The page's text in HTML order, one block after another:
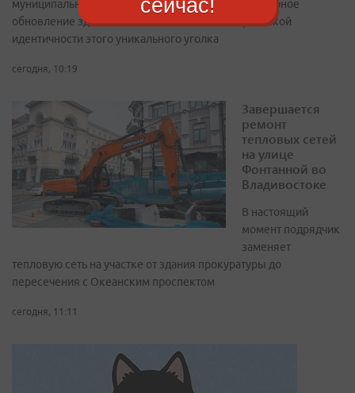
муниципальными властями и предполагал масштабное
обновление зданий с восстановлением исторической
идентичности этого уникального уголка
сегодня, 10:19
Завершается
ремонт
тепловых сетей
на улице
Фонтанной во
Владивостоке
В настоящий
момент подрядчик
заменяет
тепловую сеть на участке от здания прокуратуры до
пересечения с Океанским проспектом
сегодня, 11:11
сейчас!